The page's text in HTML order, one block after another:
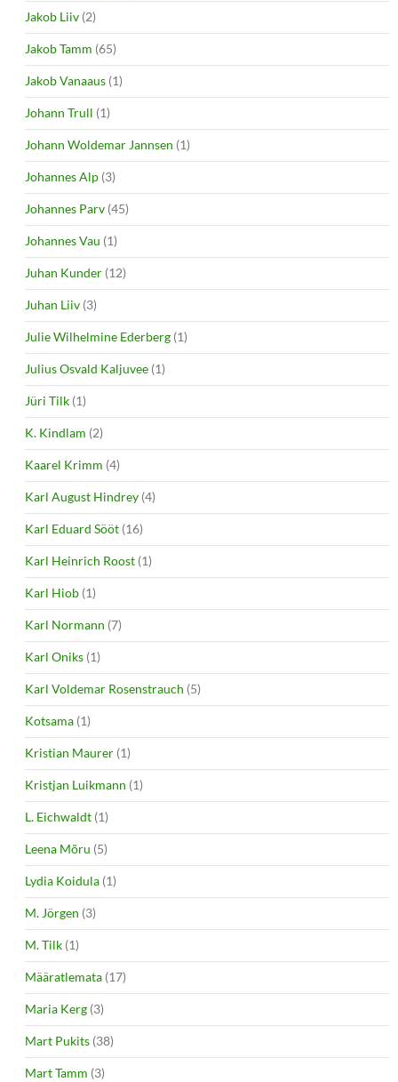
Jakob Liiv (2)
Jakob Tamm (65)
Jakob Vanaaus (1)
Johann Trull (1)
Johann Woldemar Jannsen (1)
Johannes Alp (3)
Johannes Parv (45)
Johannes Vau (1)
Juhan Kunder (12)
Juhan Liiv (3)
Julie Wilhelmine Ederberg (1)
Julius Osvald Kaljuvee (1)
Jüri Tilk (1)
K. Kindlam (2)
Kaarel Krimm (4)
Karl August Hindrey (4)
Karl Eduard Sööt (16)
Karl Heinrich Roost (1)
Karl Hiob (1)
Karl Normann (7)
Karl Oniks (1)
Karl Voldemar Rosenstrauch (5)
Kotsama (1)
Kristian Maurer (1)
Kristjan Luikmann (1)
L. Eichwaldt (1)
Leena Mõru (5)
Lydia Koidula (1)
M. Jörgen (3)
M. Tilk (1)
Määratlemata (17)
Maria Kerg (3)
Mart Pukits (38)
Mart Tamm (3)